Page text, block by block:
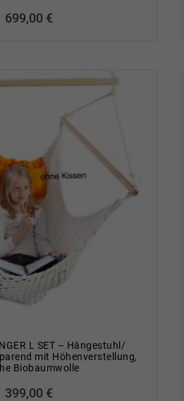
699,00 €
L SET – Hängestuhl/
mit Höhenverstellung,
Biobaumwolle
399,00 €